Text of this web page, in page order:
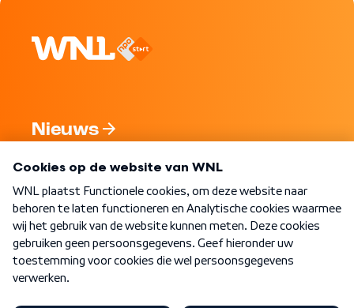
Nieuws
Nieuwsbrief
Word Lid